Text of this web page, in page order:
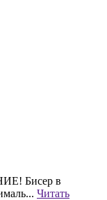
Бисер в
Читать